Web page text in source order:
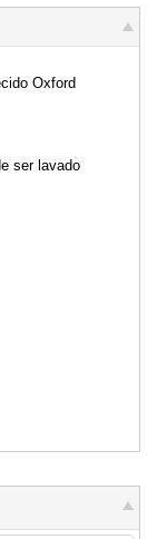
Oxford
ser lavado